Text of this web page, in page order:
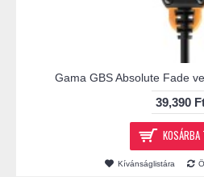
Gama GBS Absolute Fade
39,390
KOSÁRBA
Kívánságlistára